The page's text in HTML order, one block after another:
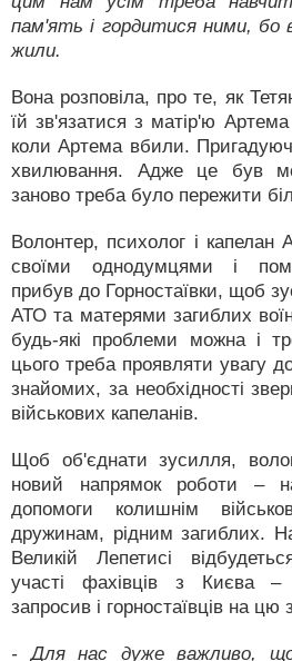
пам'ять і гордитися ними, бо
жили.
Вона розповіла, про те, як
їй зв'язатися з матір'ю
коли Артема вбили.
хвилювання. Адже це був
заново треба було пережити
Волонтер, психолог і капелан
своїми однодумцями і
прибув до Горностаївки, щоб
АТО та матерями загиблих
будь-які проблеми можна і
цього треба проявляти увагу
знайомих, за необхідності
військових капеланів.
Щоб об'єднати зусилля,
новий напрямок роботи –
допомоги колишнім
дружинам, рідним загиблих.
Великій Лепетисі
участі фахівців з Києва
запросив і горностаївців на цю
- Для нас дуже важливо,